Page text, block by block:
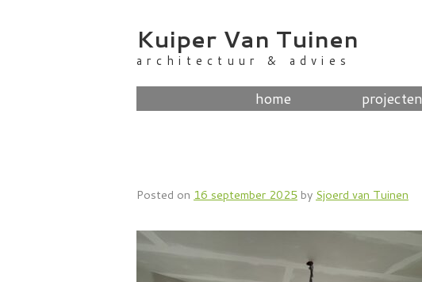
Kuiper Van Tuinen
architectuur & advies
home projecten
Posted on 16 september 2025 by Sjoerd van Tuinen